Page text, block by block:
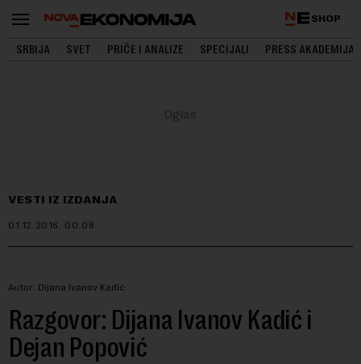
SHOP
SRBIJA SVET PRIČE I ANALIZE SPECIJALI PRESS AKADEMIJA
VESTI IZ IZDANJA
01.12.2016. 00:08
Autor: Dijana Ivanov Kadić
Razgovor: Dijana Ivanov Kadić i
Dejan Popović